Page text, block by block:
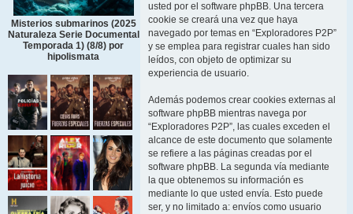
Misterios submarinos (2025
Naturaleza Serie Documental
Temporada 1) (8/8) por
hipolismata
usted por el software phpBB. Una tercera
cookie se creará una vez que haya
navegado por temas en “Exploradores P2P”
y se emplea para registrar cuales han sido
leídos, con objeto de optimizar su
experiencia de usuario.
Además podemos crear cookies externas al
software phpBB mientras navega por
“Exploradores P2P”, las cuales exceden el
alcance de este documento que solamente
se refiere a las páginas creadas por el
software phpBB. La segunda vía mediante
la que obtenemos su información es
mediante lo que usted envía. Esto puede
ser, y no limitado a: envíos como usuario